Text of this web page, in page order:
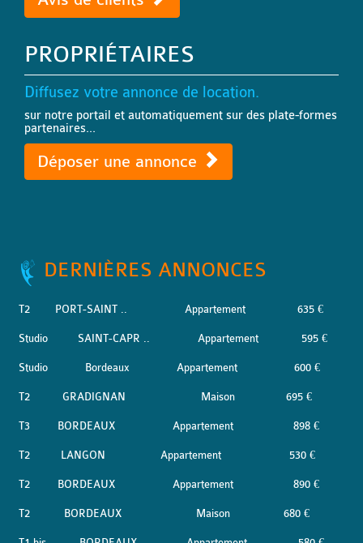
PROPRIÉTAIRES
Diffusez votre annonce de location.
sur notre portail et automatiquement sur des plate-formes
partenaires...
Déposer une annonce
DERNIÈRES ANNONCES
T2 PORT-SAINT .. Appartement 635 €
Studio SAINT-CAPR .. Appartement 595 €
Studio Bordeaux Appartement 600 €
T2 GRADIGNAN Maison 695 €
T3 BORDEAUX Appartement 898 €
T2 LANGON Appartement 530 €
T2 BORDEAUX Appartement 890 €
T2 BORDEAUX Maison 680 €